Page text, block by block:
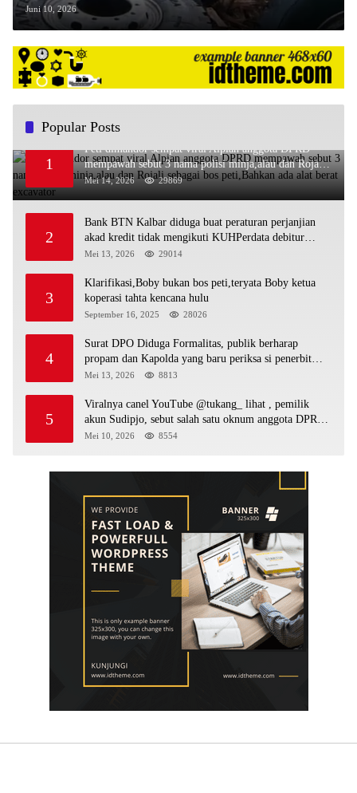
Rupiah dan Hilangnya Barang Bukti
Juni 10, 2026
Popular Posts
1
Peti dimandor sempat viral Alpian anggota DPRD
mempawah sebut 3 nama polisi minja,alau dan Rojali
sebagai bos peti,Bahkan ada alat berat excavator
Mei 14, 2026 29869
2
Bank BTN Kalbar diduga buat peraturan perjanjian
akad kredit tidak mengikuti KUHPerdata debitur
awam di bentur dengan aturan diduga tanpa dasar
Mei 13, 2026 29014
3
Klarifikasi,Boby bukan bos peti,teryata Boby ketua
koperasi tahta kencana hulu
September 16, 2025 28026
4
Surat DPO Diduga Formalitas, publik berharap
propam dan Kapolda yang baru periksa si penerbit
surat serta Aph diduga lepaskan DPO
Mei 13, 2026 8813
5
Viralnya canel YouTube @tukang_ lihat , pemilik
akun Sudipjo, sebut salah satu oknum anggota DPRD
mempawah terlibat sebagai cukong peti Kapolda yang
Mei 10, 2026 8554